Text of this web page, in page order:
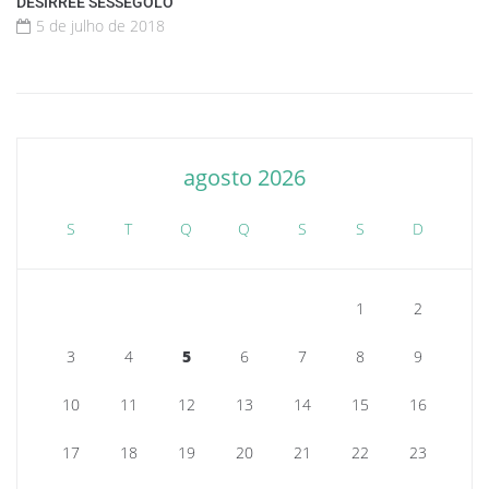
5 de julho de 2018
agosto 2026
S T Q Q S S D
1 2
3 4 5 6 7 8 9
10 11 12 13 14 15 16
17 18 19 20 21 22 23